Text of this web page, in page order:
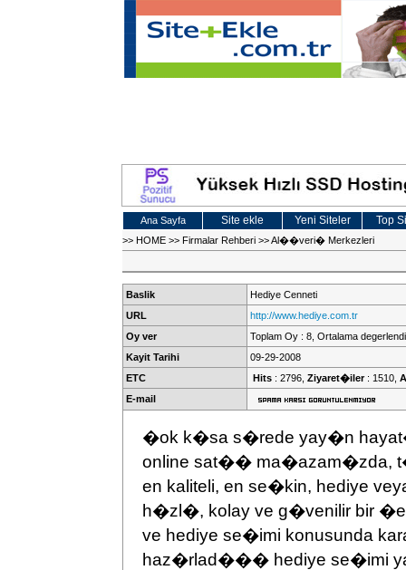
Ana Sayfa Site ekle Yeni Siteler Top
>> HOME >> Firmalar Rehberi >>Al��veri� Merkezleri
Baslik
Hediye Cenneti
URL
http://www.hediye.com.tr
Oy ver
Toplam Oy : 8, Ortalama
Kayit Tarihi
09-29-2008
ETC
Hits : 2796, Ziyaret�iler: 1510,
E-mail
�ok k�sa s�rede yay�n
online sat�� ma�azam�zda,
en kaliteli, en se�kin, hediye
h�zl�, kolay ve g�venilir bir
ve hediye se�imi konusunda
haz�rlad��� hediye se�imi